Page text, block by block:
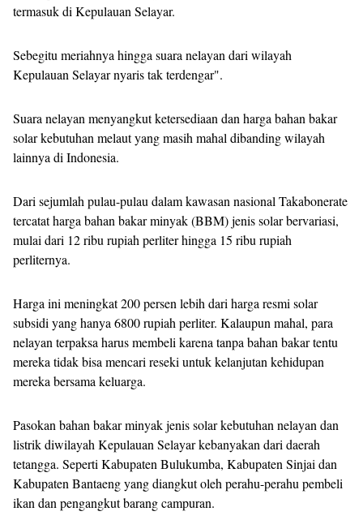
termasuk di Kepulauan Selayar.
Sebegitu meriahnya hingga suara nelayan dari wilayah
Kepulauan Selayar nyaris tak terdengar".
Suara nelayan menyangkut ketersediaan dan harga bahan bakar
solar kebutuhan melaut yang masih mahal dibanding wilayah
lainnya di Indonesia.
Dari sejumlah pulau-pulau dalam kawasan nasional Takabonerate
tercatat harga bahan bakar minyak (BBM) jenis solar bervariasi,
mulai dari 12 ribu rupiah perliter hingga 15 ribu rupiah
perliternya.
Harga ini meningkat 200 persen lebih dari harga resmi solar
subsidi yang hanya 6800 rupiah perliter. Kalaupun mahal, para
nelayan terpaksa harus membeli karena tanpa bahan bakar tentu
mereka tidak bisa mencari reseki untuk kelanjutan kehidupan
mereka bersama keluarga.
Pasokan bahan bakar minyak jenis solar kebutuhan nelayan dan
listrik diwilayah Kepulauan Selayar kebanyakan dari daerah
tetangga. Seperti Kabupaten Bulukumba, Kabupaten Sinjai dan
Kabupaten Bantaeng yang diangkut oleh perahu-perahu pembeli
ikan dan pengangkut barang campuran.